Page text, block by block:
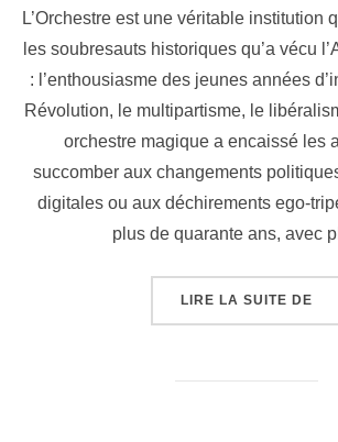
L’Orchestre est une véritable institution
les soubresauts historiques qu’a vécu
: l’enthousiasme des jeunes années
Révolution, le multipartisme, le
orchestre magique a encaissé les
succomber aux changements
digitales ou aux déchirements ego-
plus de quarante ans, avec
LIRE LA SUITE DE